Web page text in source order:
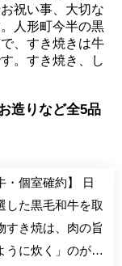
祝い事、大切な
人形町今半の黒
、すき焼きは牛
。すき焼き、し
造りなど全5品
個室確約】 日
した黒毛和牛を取
すき焼は、肉の旨
うに炊く」のが特